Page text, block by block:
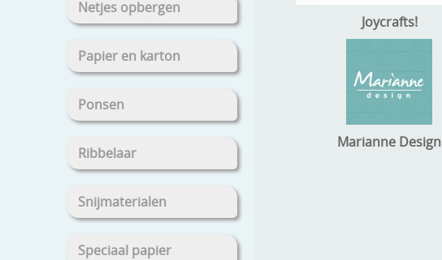
Netjes opbergen
Papier en karton
Ponsen
Ribbelaar
Snijmaterialen
Speciaal papier
Joycrafts!
Marianne Design